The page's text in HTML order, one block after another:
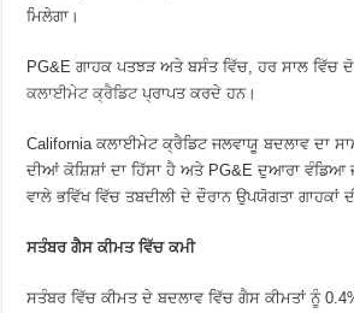
ਮਿਲੇਗਾ।
PG&E ਗਾਹਕ ਪਤਝੜ ਅਤੇ ਬਸੰਤ ਵਿੱਚ, ਹਰ ਸਾਲ ਵਿੱਚ
ਕਲਾਈਮੇਟ ਕ੍ਰੈਡਿਟਪ੍ਰਾਪਤ ਕਰਦੇ ਹਨ।
California ਕਲਾਈਮੇਟ ਕ੍ਰੈਡਿਟ ਜਲਵਾਯੂ ਬਦਲਾਵ ਦਾ
ਦੀਆਂ ਕੋਸ਼ਿਸ਼ਾਂ ਦਾ ਹਿੱਸਾ ਹੈ ਅਤੇ PG&E ਦੁਆਰਾ ਵੰਡਿਆ
ਵਾਲੇ ਭਵਿੱਖ ਵਿੱਚ ਤਬਦੀਲੀ ਦੇ ਦੌਰਾਨ ਉਪਯੋਗਤਾ ਗਾਹਕਾਂ
ਸਤੰਬਰ ਗੈਸ ਕੀਮਤ ਵਿੱਚ ਕਮੀ
ਸਤੰਬਰ ਵਿੱਚ ਕੀਮਤ ਦੇ ਬਦਲਾਵ ਵਿੱਚ ਗੈਸ ਕੀਮਤਾਂ ਨੂੰ